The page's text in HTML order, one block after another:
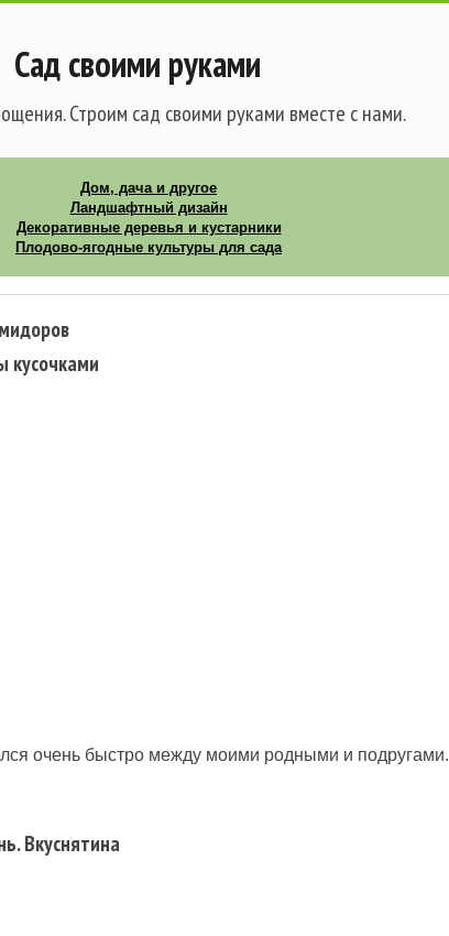
Сад своими руками
Строим сад своими руками вместе с нами.
Дом, дача и другое
Ландшафтный дизайн
Декоративные деревья и кустарники
Плодово-ягодные культуры для сада
кусочками
очень быстро между моими родными и подругами.
Вкуснятина